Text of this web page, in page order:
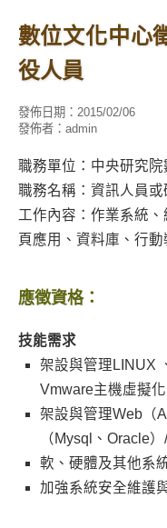
數位文化中心
役人員
發佈日期： 2015/02/06
發佈者： admin
職務單位：中央研究
職務名稱：資訊人員
工作內容：作業系統
頁應用、資料庫、行動
應徵資格：
技能需求
架設與管理LINUX
Vmware主機虛擬
架設與管理Web（
（Mysql、Oracle
軟、硬體及其他系
加強系統安全維護